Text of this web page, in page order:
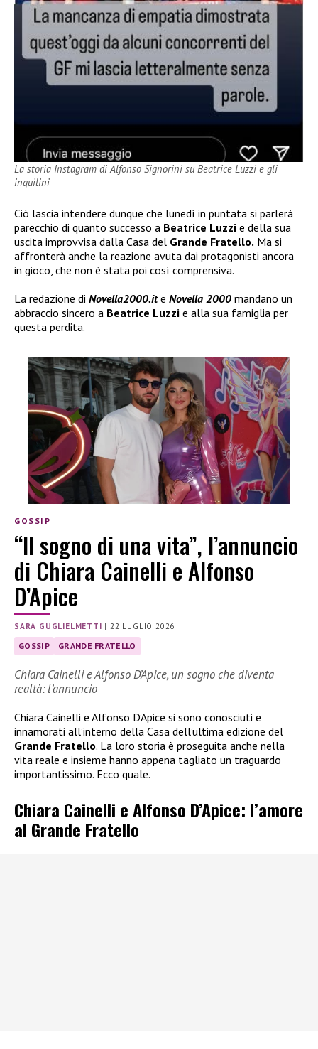
La storia Instagram di Alfonso Signorini su Beatrice Luzzi e gli
inquilini
Ciò lascia intendere dunque che lunedì in puntata si parlerà
parecchio di quanto successo a Beatrice Luzzi e della sua
uscita improvvisa dalla Casa del Grande Fratello. Ma si
affronterà anche la reazione avuta dai protagonisti ancora
in gioco, che non è stata poi così comprensiva.
La redazione di Novella2000.ite Novella 2000 mandano un
abbraccio sincero a Beatrice Luzzi e alla sua famiglia per
questa perdita.
GOSSIP
“Il sogno di una vita”, l’annuncio
di Chiara Cainelli e Alfonso
D’Apice
SARA GUGLIELMETTI |22 LUGLIO 2026
GOSSIP GRANDE FRATELLO
Chiara Cainelli e Alfonso D’Apice, un sogno che diventa
realtà: l’annuncio
Chiara Cainelli e Alfonso D’Apice si sono conosciuti e
innamorati all’interno della Casa dell’ultima edizione del
Grande Fratello. La loro storia è proseguita anche nella
vita reale e insieme hanno appena tagliato un traguardo
importantissimo. Ecco quale.
Chiara Cainelli e Alfonso D’Apice: l’amore
al Grande Fratello